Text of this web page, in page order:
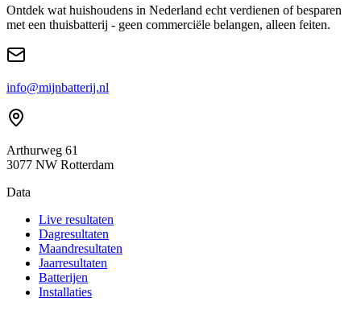
Ontdek wat huishoudens in Nederland echt verdienen of besparen
met een thuisbatterij - geen commerciële belangen, alleen feiten.
info@mijnbatterij.nl
Arthurweg 61
3077 NW Rotterdam
Data
Live resultaten
Dagresultaten
Maandresultaten
Jaarresultaten
Batterijen
Installaties